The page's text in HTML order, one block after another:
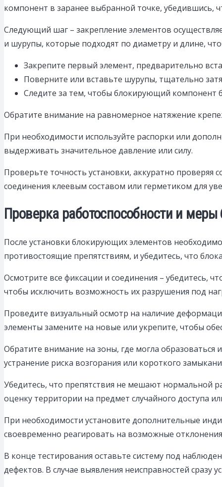
компонент в заранее выбранной точке, убедившись,
Следующий шаг – закрепление элементов
и шурупы, которые подходят по диаметру и длине,
Закрепите первый элемент, предварительно
Поверните или вставьте шурупы, тщательно
Следите за тем, чтобы блокирующий компонент
Обратите внимание на равномерное натяжение
При необходимости используйте распорки или
выдерживать значительное давление или силу.
Проверьте точность установки, аккуратно
соединения клеевым составом или герметиком для
Проверка работоспособности и
После установки блокирующих элементов
противостоящие препятствиям, и убедитесь, что
Осмотрите все фиксации и соединения – убедитесь,
чтобы исключить возможность их разрушения под
Проведите визуальный осмотр на наличие
элементы замените на новые или укрепите, чтобы
Обратите внимание на зоны, где могла образоваться
устранение риска возгорания или короткого
Убедитесь, что препятствия не мешают нормальной
оценку территории на предмет случайного доступа
При необходимости установите дополнительные
своевременно реагировать на возможные
В конце тестирования оставьте систему под
дефектов. В случае выявления неисправностей сразу